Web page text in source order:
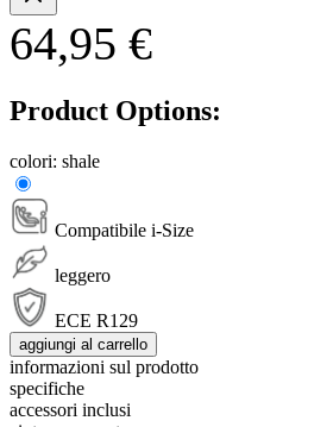
64,95 €
Product Options:
colori: shale
Compatibile i-Size
leggero
ECE R129
aggiungi al carrello
informazioni sul prodotto
specifiche
accessori inclusi